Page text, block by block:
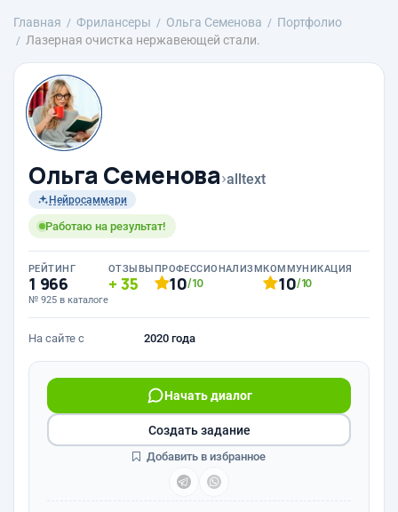
Главная Фрилансеры Ольга Семенова
Портфолио
Лазерная очистка нержавеющей стали.
Ольга Семенова›alltext
Нейросаммари
Работаю на результат!
РЕЙТИНГ
1 966
№ 925 в каталоге
ОТЗЫВЫ
35
ПРОФЕССИОНАЛИЗМ
10/10
КОММУНИКАЦИЯ
10/10
На сайте с 2020 года
Начать диалог
Создать задание
Добавить в избранное